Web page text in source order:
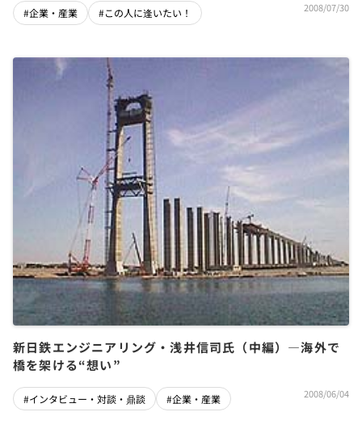
#企業・産業 #この人に逢いたい！ 2008/07/30
新日鉄エンジニアリング・浅井信司氏（中編）―海外で
橋を架ける“想い”
#インタビュー・対談・鼎談 #企業・産業 2008/06/04